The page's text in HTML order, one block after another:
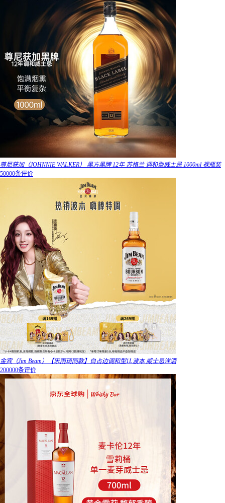
尊尼获加（JOHNNIE WALKER） 黑方黑牌 12年 苏格兰 调和型威士忌 1000ml 裸瓶装
50000条评价
金宾（Jim Beam）【宋雨琦同款】白占边调和型1L波本 威士忌洋酒
200000条评价